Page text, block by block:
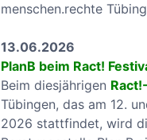
menschen.rechte
13.06.2026
PlanB beim Ract!
Beim diesjährigen
Tübingen, das am 12.
2026 stattfindet, wird